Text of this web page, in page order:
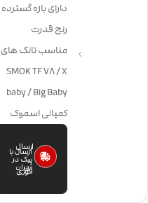
دارای بازه گسترده
رنج قدرت
مناسب تانک های
SMOK TF V8 / X
baby / Big Baby
کمپانی اسموک
ارسال
فوری
ارسال با
پیک در
تهران